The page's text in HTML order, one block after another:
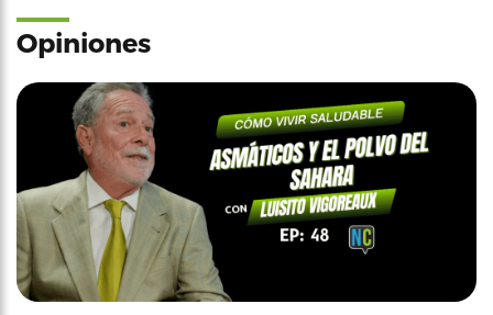
Opiniones